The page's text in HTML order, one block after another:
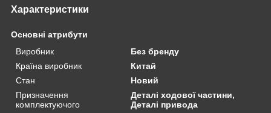
Характеристики
Основні атрибути
Виробник
Без бренду
Країна виробник
Китай
Стан
Новий
Призначення
комплектуючого
Деталі ходової частини,
Деталі привода